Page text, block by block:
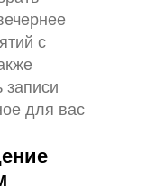
с
записи
для вас